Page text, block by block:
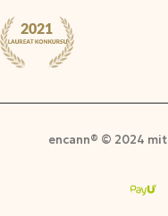
encann® © 2024